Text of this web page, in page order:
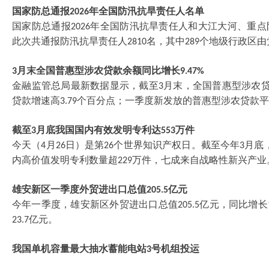
国家防总通报2026年全国防汛抗旱责任人名单
国家防总通报2026年全国防汛抗旱责任人和大江大河、重
此次共通报防汛抗旱责任人 2810名，其中289个地级行政区
3月末全国普惠型涉农贷款余额同比增长9.47%
金融监管总局最新数据显示，截至3月末，全国普惠型涉农
贷款增速高3.79个百分点；一季度新发放的普惠型涉农贷款
截至3月底我国国内有效发明专利达553万件
今天（4 月 26日）是第26个世界知识产权日。截至今年3月底
内高价值发明专利数量超229万件，七成来自战略性新兴产
雄安新区一季度外贸进出口总值205.5亿元
今年一季度，雄安新区外贸进出口总值205.5亿元，同比增长
23.7亿元。
我国单机容量最大抽水蓄能电站3号机组投运